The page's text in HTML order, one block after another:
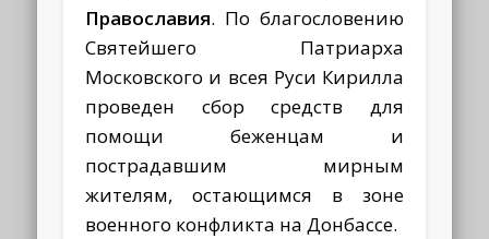
Православия. По благословению
Святейшего Патриарха
Московского и всея Руси Кирилла
проведен сбор средств для
помощи беженцам и
пострадавшим мирным
жителям, остающимся в зоне
военного конфликта на Донбассе.